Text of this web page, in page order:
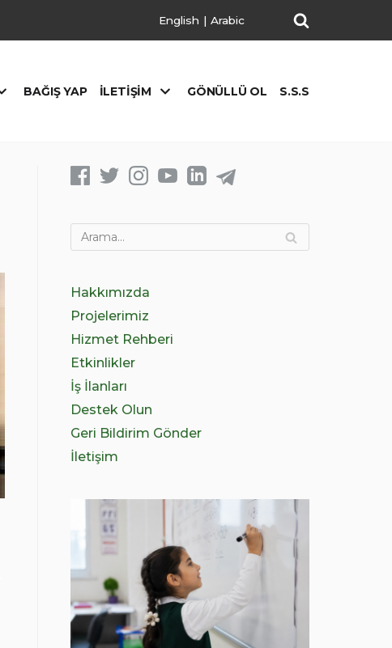
English | Arabic
BAĞIŞ YAP İLETIŞIM GÖNÜLLÜ OL S.S.S
Hakkımızda
Projelerimiz
Hizmet Rehberi
Etkinlikler
İş İlanları
Destek Olun
Geri Bildirim Gönder
İletişim